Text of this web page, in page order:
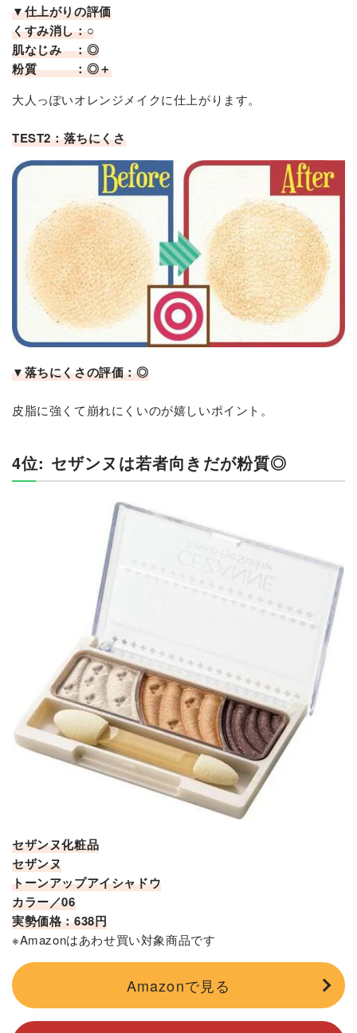
▼仕上がりの評価
くすみ消し：○
肌なじみ ：◎
粉質 ：◎＋
大人っぽいオレンジメイクに仕上がります。
TEST2：落ちにくさ
▼落ちにくさの評価：◎
皮脂に強くて崩れにくいのが嬉しいポイント。
4位: セザンヌは若者向きだが粉質◎
セザンヌ化粧品
セザンヌ
トーンアップアイシャドウ
カラー／06
実勢価格：638円
※Amazonはあわせ買い対象商品です
Amazonで見る